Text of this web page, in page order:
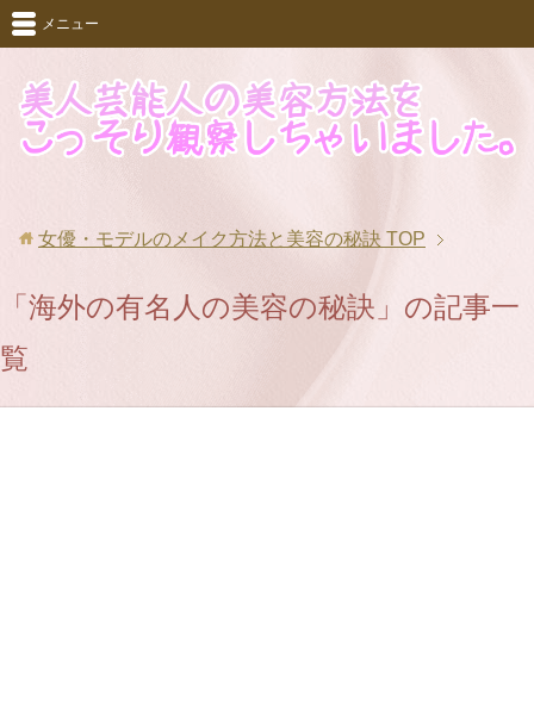
メニュー
女優・モデルのメイク方法と美容の秘訣 TOP
「海外の有名人の美容の秘訣」の記事一
覧